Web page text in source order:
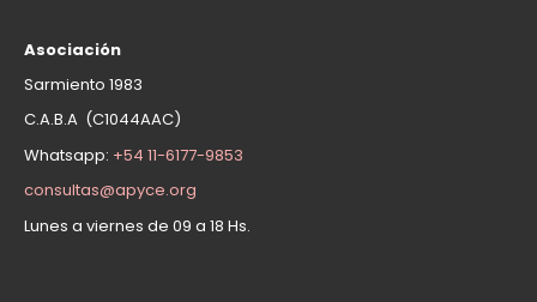
Asociación
Sarmiento 1983
C.A.B.A (C1044AAC)
Whatsapp: +54 11-6177-9853
consultas@apyce.org
Lunes a viernes de 09 a 18 Hs.